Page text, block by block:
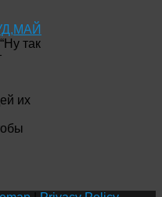
Ну так
их